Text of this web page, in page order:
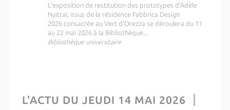
L’exposition de restitution des prototypes d'Adèle
Nyitraï, issus de la résidence Fabbrica Design
2026 consacrée au Vert d'Orezza se déroulera du 11
au 22 mai 2026 à la Bibliothèque...
Bibliothèque universitaire
L'ACTU DU JEUDI 14 MAI 2026